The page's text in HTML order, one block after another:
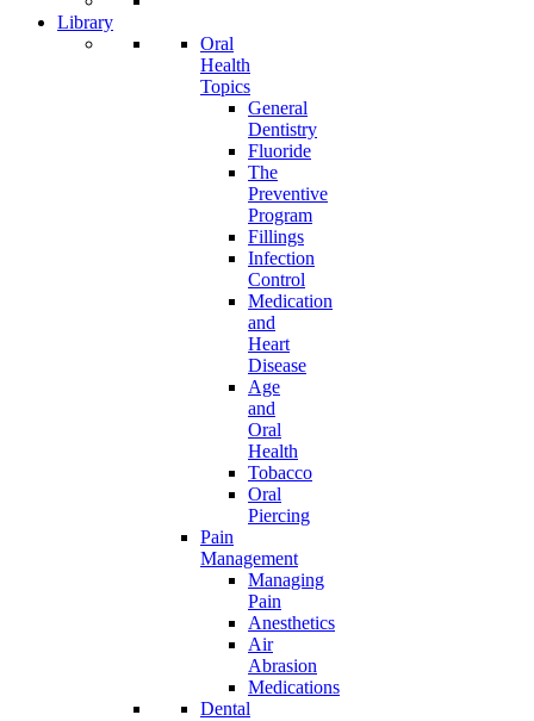
Library
Oral
Health
Topics
General
Dentistry
Fluoride
The
Preventive
Program
Fillings
Infection
Control
Medication
and
Heart
Disease
Age
and
Oral
Health
Tobacco
Oral
Piercing
Pain
Management
Managing
Pain
Anesthetics
Air
Abrasion
Medications
Dental